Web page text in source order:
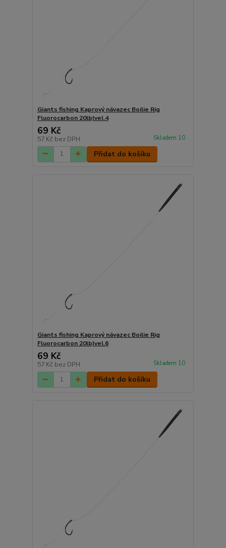
Giants fishing Kaprový návazec Boilie Rig
Fluorocarbon 20lb|vel.4
69 Kč
57 Kč bez DPH Skladem 10
Přidat do košíku
Giants fishing Kaprový návazec Boilie Rig
Fluorocarbon 20lb|vel.6
69 Kč
57 Kč bez DPH Skladem 10
Přidat do košíku